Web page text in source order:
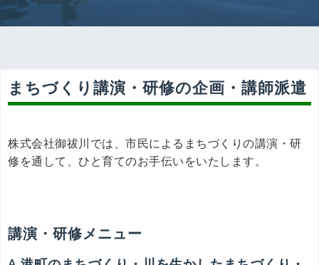
まちづくり講演・研修の企画・講師派遣
株式会社御祓川では、市民によるまちづくりの講演・研
修を通して、ひと育てのお手伝いをいたします。
講演・研修メニュー